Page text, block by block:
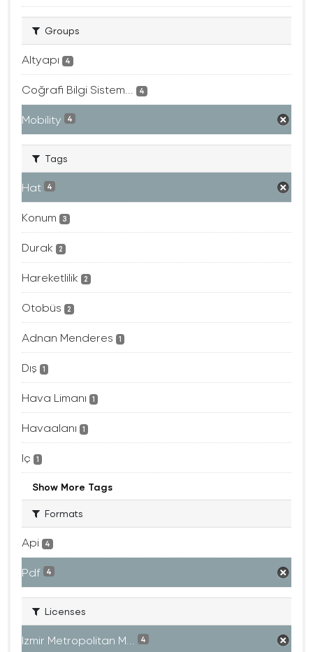
Groups
Altyapı 4
Coğrafi Bilgi Sistem... 4
Mobility 4
Tags
Hat 4
Konum 3
Durak 2
Hareketlilik 2
Otobüs 2
Adnan Menderes 1
Dış 1
Hava Limanı 1
Havaalanı 1
Iç 1
Show More Tags
Formats
Api 4
Pdf 4
Licenses
Izmir Metropolitan M... 4